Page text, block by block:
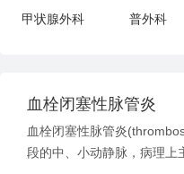
甲状腺外科 普外科
血栓闭塞性脉管炎
血栓闭塞性脉管炎
段的中、小动静脉，病理上